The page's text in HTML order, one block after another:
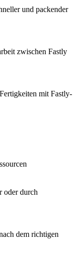
und packender
zwischen Fastly
mit Fastly-
oder durch
dem richtigen